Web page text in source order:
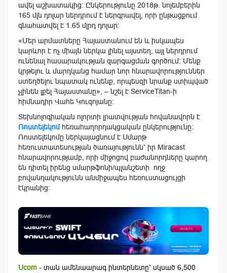
ավել աշխատակից։ Ընկերությունը 2018թ. նոյեմբերին
165 մլն դոլար ներդրում է ներգրավել, որի ընթացքում
գնահատվել է 1.65 մլրդ դոլար։
«Մեր արմատները Հայաստանում են և իսկապես
կարևոր է ոչ միայն ներկա լինել այստեղ, այլ ներդրում
ունենալ հասարակության զարգացման գործում։ Մենք
կրթելու և մարդկանց համար նոր հնարավորություններ
ստեղծելու նպատակ ունենք, որպեսզի նրանք ստիպված
չլինեն լքել Հայաստանը», – նշել է ServiceTitan-ի
հիմնադիր Վահե Կուզոյանը։
Տեխնոլոգիական ոլորտի լրատվության հովանավորն է
Ռոստելեկոմհեռահաղորդակցական ընկերությունը։
Ռոստելեկոմը ներկայացնում է Սմարթ
հեռուստատեսության ծառայությունն՝ իր Miracast
հնարավորությամբ, որի միջոցով բաժանորդները կարող
են դիտել իրենց սմարթֆոնի/պլանշետի ողջ
բովանդակությունն անմիջապես հեռուստացույցի
էկրանից։
Ucom - տան ամենաարագ ինտերնետը՝ սկսած 6,500